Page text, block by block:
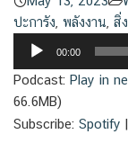
ปะการัง พลังงาน สิ่
Audio
00:00
Podcast: Play in
66.6MB)
Subscribe: Spotify |